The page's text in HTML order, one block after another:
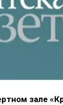
зале